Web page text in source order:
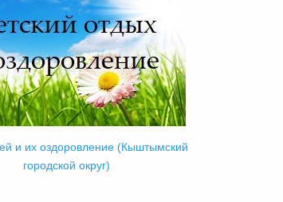
и их оздоровление (Кыштымский
городской округ)